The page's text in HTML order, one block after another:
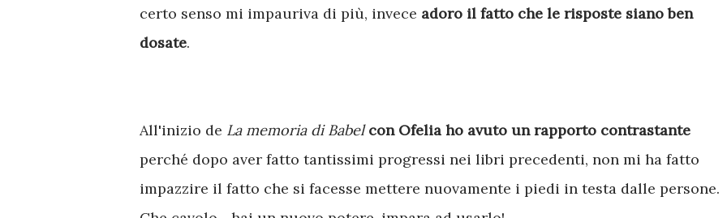
certo senso mi impauriva di più, invece adoro il fatto che le risposte siano ben
dosate.
All'inizio de La memoria di Babel con Ofelia ho avuto un rapporto contrastante
perché dopo aver fatto tantissimi progressi nei libri precedenti, non mi ha fatto
impazzire il fatto che si facesse mettere nuovamente i piedi in testa dalle persone.